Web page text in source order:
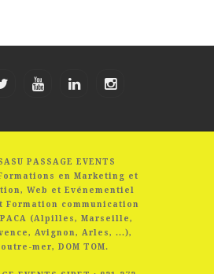
PASSAGE EVENTS
en Marketing et
Web et Evénementiel
Formation communication
(Alpilles, Marseille,
Avignon, Arles, ...),
mer, DOM TOM.